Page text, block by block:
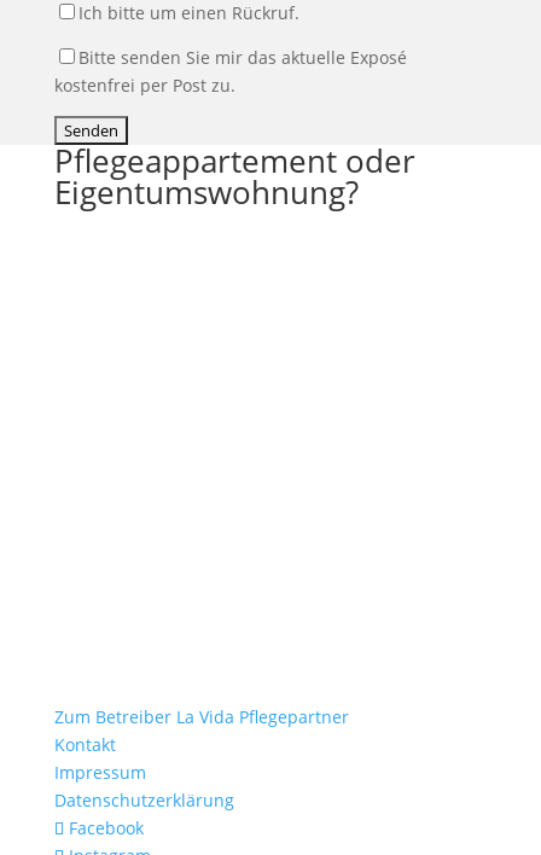
Ich bitte um einen Rückruf.
Bitte senden Sie mir das aktuelle Exposé
kostenfrei per Post zu.
Pflegeappartement oder
Eigentumswohnung?
Zum Betreiber La Vida Pflegepartner
Kontakt
Impressum
Datenschutzerklärung
Facebook